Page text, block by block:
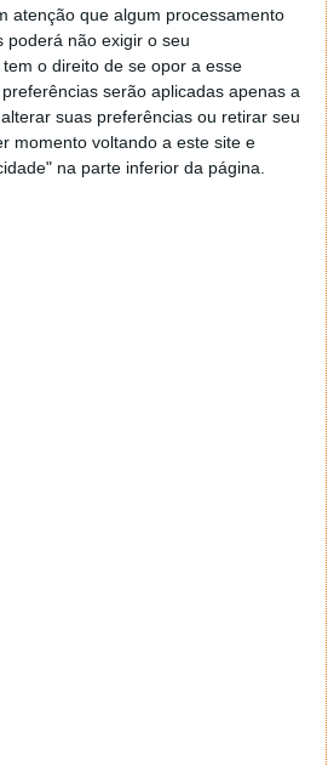
atenção que algum processamento
poderá não exigir o seu
o direito de se opor a esse
serão aplicadas apenas a
suas preferências ou retirar seu
momento voltando a este site e
na parte inferior da página.
da localização relativamente
de lava representou
próxima. Enquanto
para o leste, para áreas
invadiram o oeste, em
spa.